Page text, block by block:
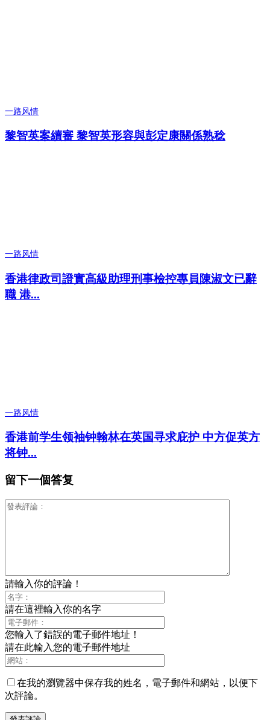
一路风情
黎智英案續審 黎智英形容與彭定康關係熟稔
一路风情
香港律政司證實高級助理刑事檢控專員陳淑文已辭
職 港...
一路风情
香港前学生领袖钟翰林在英国寻求庇护 中方促英方
将钟...
留下一個答复
請輸入你的評論！
請在這裡輸入你的名字
您輸入了錯誤的電子郵件地址！
請在此輸入您的電子郵件地址
在我的瀏覽器中保存我的姓名，電子郵件和網站，以便下
次評論。